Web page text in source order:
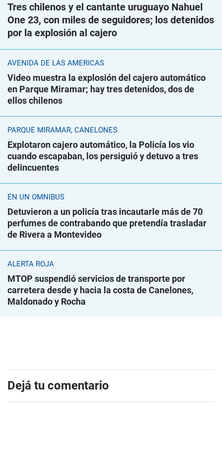
Tres chilenos y el cantante uruguayo Nahuel
One 23, con miles de seguidores; los detenidos
por la explosión al cajero
AVENIDA DE LAS AMÉRICAS
Video muestra la explosión del cajero automático
en Parque Miramar; hay tres detenidos, dos de
ellos chilenos
PARQUE MIRAMAR, CANELONES
Explotaron cajero automático, la Policía los vio
cuando escapaban, los persiguió y detuvo a tres
delincuentes
EN UN ÓMNIBUS
Detuvieron a un policía tras incautarle más de 70
perfumes de contrabando que pretendía trasladar
de Rivera a Montevideo
ALERTA ROJA
MTOP suspendió servicios de transporte por
carretera desde y hacia la costa de Canelones,
Maldonado y Rocha
Dejá tu comentario